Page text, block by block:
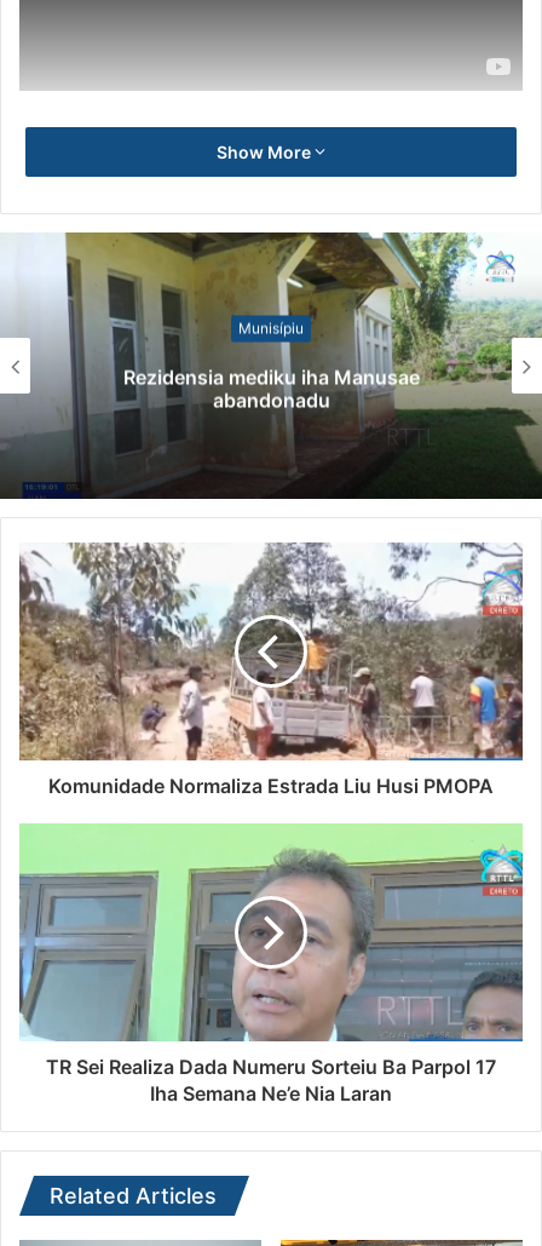
Show More
Munisípiu
Rezidensia mediku iha Manusae
abandonadu
Komunidade Normaliza Estrada Liu Husi PMOPA
TR Sei Realiza Dada Numeru Sorteiu Ba Parpol 17
Iha Semana Ne’e Nia Laran
Related Articles